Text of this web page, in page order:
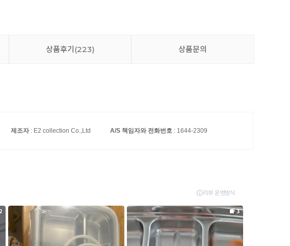
상품후기(223) 상품문의
제조자: E2 collection Co.,Ltd A/S 책임자와 전화번호 : 1644-2309